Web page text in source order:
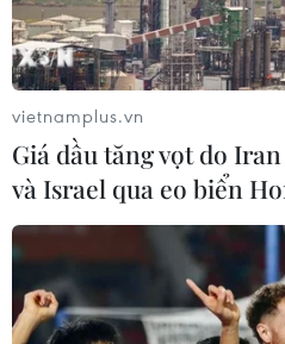
vietnamplus.vn
Giá dầu tăng vọt do
và Israel qua eo biển